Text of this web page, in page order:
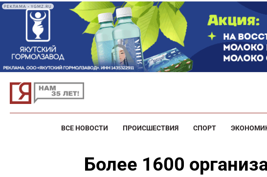
РЕКЛАМА • YGMZ.RU
ВСЕ НОВОСТИ ПРОИСШЕСТВИЯ СПОРТ
Более 1600